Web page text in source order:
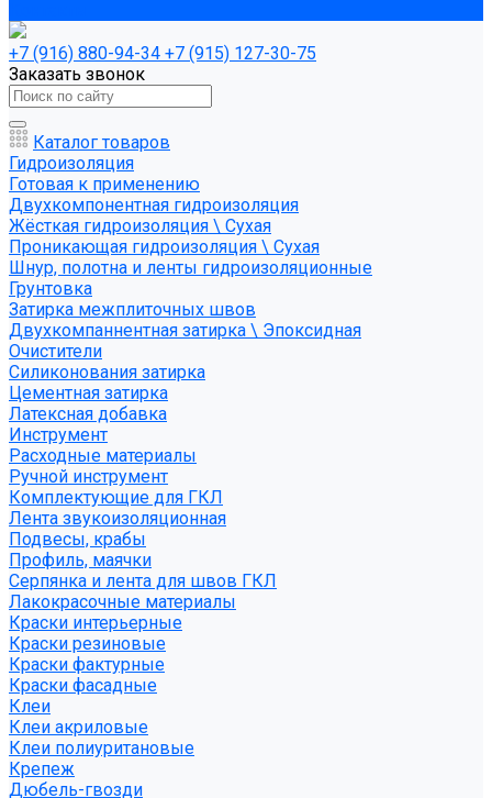
+7 (916) 880-94-34 +7 (915) 127-30-75
Заказать звонок
Каталог товаров
Гидроизоляция
Готовая к применению
Двухкомпонентная гидроизоляция
Жёсткая гидроизоляция \ Сухая
Проникающая гидроизоляция \ Сухая
Шнур, полотна и ленты гидроизоляционные
Грунтовка
Затирка межплиточных швов
Двухкомпаннентная затирка \ Эпоксидная
Очистители
Силиконования затирка
Цементная затирка
Латексная добавка
Инструмент
Расходные материалы
Ручной инструмент
Комплектующие для ГКЛ
Лента звукоизоляционная
Подвесы, крабы
Профиль, маячки
Серпянка и лента для швов ГКЛ
Лакокрасочные материалы
Краски интерьерные
Краски резиновые
Краски фактурные
Краски фасадные
Клеи
Клеи акриловые
Клеи полиуритановые
Крепеж
Дюбель-гвозди